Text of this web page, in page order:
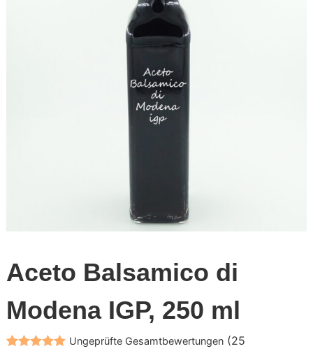
Aceto Balsamico di
Modena IGP, 250 ml
Ungeprüfte Gesamtbewertungen (25